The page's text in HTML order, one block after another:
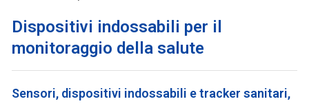
Dispositivi indossabili per il
monitoraggio della salute
Sensori, dispositivi indossabili e tracker sanitari,